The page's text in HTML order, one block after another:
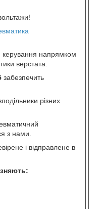
керування напрямком
верстата.
забезпечить
різних
з нами.
і відправлене в